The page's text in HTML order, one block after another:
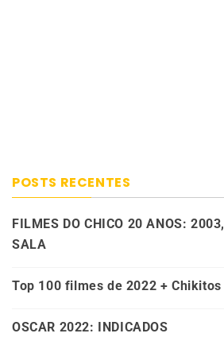
POSTS RECENTES
FILMES DO CHICO 20 ANOS:
SALA
Top 100 filmes de 2022 + Chikitos
OSCAR 2022: INDICADOS